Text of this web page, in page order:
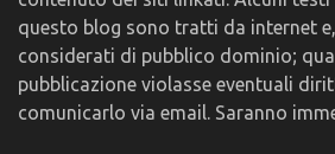
questo blog sono tratti da internet
considerati di pubblico dominio;
pubblicazione violasse eventuali
comunicarlo via email. Saranno